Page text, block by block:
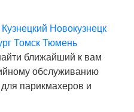
Новокузнецк
Томск Тюмень
ближайший к вам
обслуживанию
парикмахеров и